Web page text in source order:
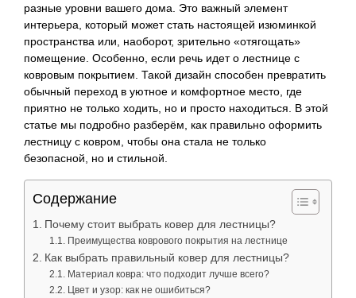
разные уровни вашего дома. Это важный элемент
интерьера, который может стать настоящей изюминкой
пространства или, наоборот, зрительно «отягощать»
помещение. Особенно, если речь идет о лестнице с
ковровым покрытием. Такой дизайн способен превратить
обычный переход в уютное и комфортное место, где
приятно не только ходить, но и просто находиться. В этой
статье мы подробно разберём, как правильно оформить
лестницу с ковром, чтобы она стала не только
безопасной, но и стильной.
Содержание
Почему стоит выбрать ковер для лестницы?
Преимущества коврового покрытия на лестнице
Как выбрать правильный ковер для лестницы?
Материал ковра: что подходит лучше всего?
Цвет и узор: как не ошибиться?